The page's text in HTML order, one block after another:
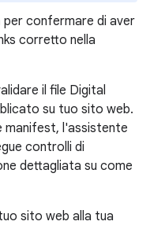
per confermare di aver
corretto nella
il file Digital
su tuo sito web.
manifest, l'assistente
controlli di
dettagliata su come
sito web alla tua